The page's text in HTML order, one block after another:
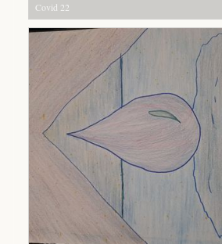
Covid 22